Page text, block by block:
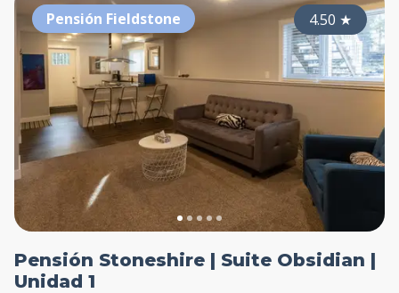
Pensión Fieldstone 4.50 ★
Pensión Stoneshire | Suite Obsidian |
Unidad 1